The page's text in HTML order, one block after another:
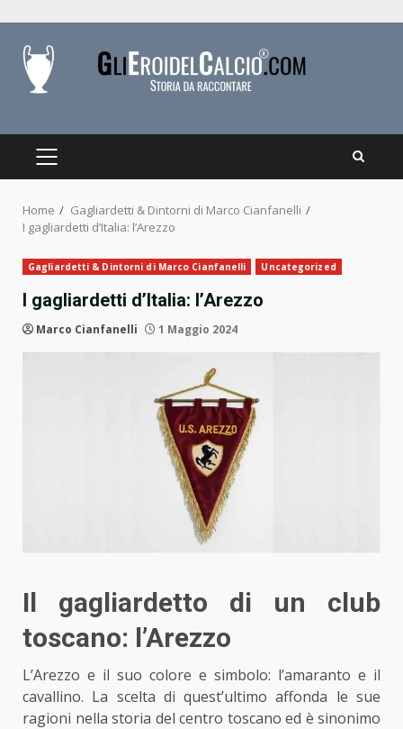
content
PRIMARY
Home
Gagliardetti & Dintorni di Marco Cianfanelli
I gagliardetti d’Italia: l’Arezzo
Gagliardetti & Dintorni di Marco Cianfanelli Uncategorized
I gagliardetti d’Italia: l’Arezzo
Marco Cianfanelli 1 Maggio 2024
Il gagliardetto di un club
toscano: l’Arezzo
L’Arezzo e il suo colore e simbolo: l’amaranto e il
cavallino. La scelta di quest’ultimo affonda le sue
ragioni nella storia del centro toscano ed è sinonimo